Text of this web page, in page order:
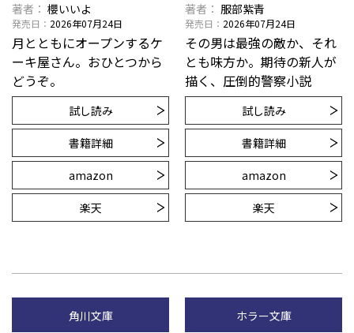
著者 櫻いいよ
発売日 2026年07月24日
月とともにオープンするケ
ーキ屋さん。おひとつから
どうぞ。
試し読み
書籍詳細
amazon
楽天
著者 服部紫青
発売日 2026年07月24日
その男は最強の敵か、それ
とも味方か。期待の新人が
描く、圧倒的警察小説
試し読み
書籍詳細
amazon
楽天
角川文庫 ホラー文庫